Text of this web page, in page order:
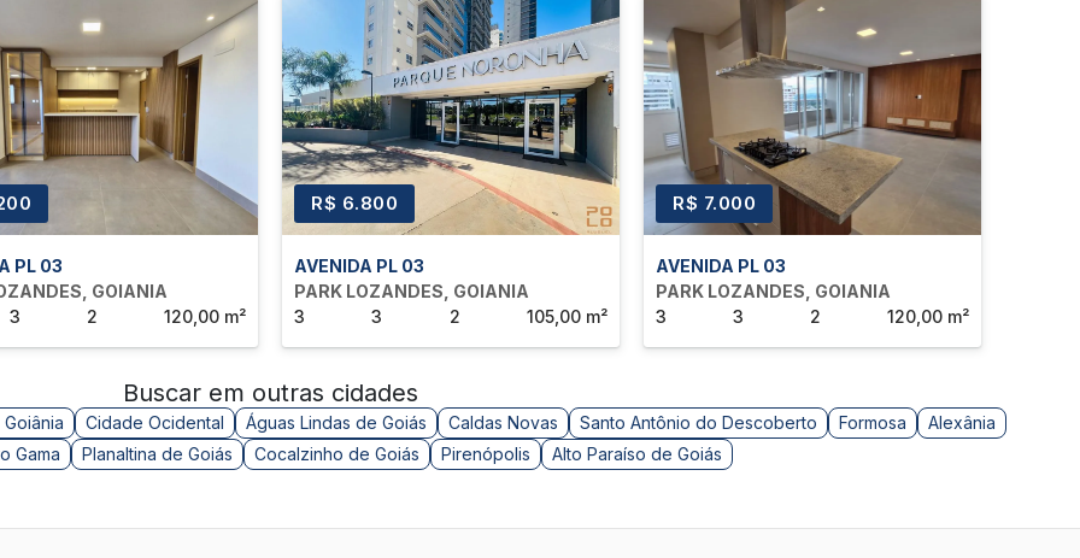
acesso rápido aos melhores pontos da cidade, incluindo
a poucos minutos de distância.
conforto!
sua visita.
PL 03
GOIANIA
3 2 120,00 m²
R$ 6.800
AVENIDA PL 03
PARK LOZANDES, GOIANIA
3
3 2 105,00 m²
R$ 7.000
AVENIDA PL 03
PARK LOZANDES, GOIANIA
3
3 2 120,00 m²
Buscar em outras cidades
Cidade Ocidental Águas Lindas de Goiás Caldas Novas Santo Antônio do Descoberto Formosa
Alexânia
Gama Planaltina de Goiás Cocalzinho de Goiás Pirenópolis Alto Paraíso de Goiás